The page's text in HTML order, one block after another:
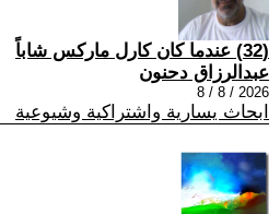
(32) عندما كان كارل ماركس شاباً
عبدالرزاق دحنون
2026 / 8 / 8
ابحاث يسارية واشتراكية وشيوعية